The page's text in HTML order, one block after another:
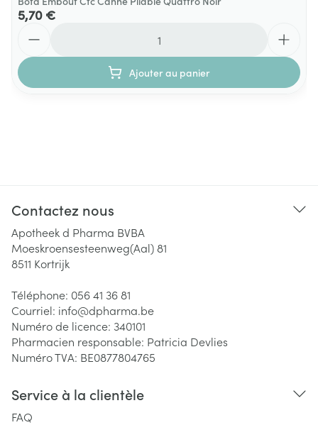
5,70 €
Ajouter au panier
Contactez nous
Apotheek d Pharma BVBA
Moeskroensesteenweg(Aal) 81
8511 Kortrijk
Téléphone: 056 41 36 81
Courriel: info@dpharma.be
Numéro de licence: 340101
Pharmacien responsable: Patricia Devlies
Numéro TVA: BE0877804765
Service à la clientèle
FAQ